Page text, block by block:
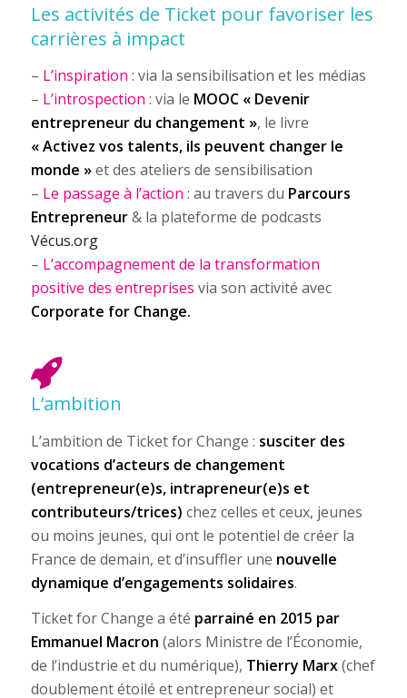
Les activités de Ticket pour favoriser les
carrières à impact
– L’inspiration : via la sensibilisation et les médias
– L’introspection : via le MOOC « Devenir
entrepreneur du changement », le livre
« Activez vos talents, ils peuvent changer le
monde »et des ateliers de sensibilisation
– Le passage à l’action : au travers du Parcours
Entrepreneur& la plateforme de podcasts
Vécus.org
– L’accompagnement de la transformation
positive des entreprises via son activité avec
Corporate for Change.
L’ambition
L’ambition de Ticket for Change : susciter des
vocations d’acteurs de changement
(entrepreneur(e)s, intrapreneur(e)s et
contributeurs/trices) chez celles et ceux, jeunes
ou moins jeunes, qui ont le potentiel de créer la
France de demain, et d’insuffler une nouvelle
dynamique d’engagements solidaires.
Ticket for Change a été parrainé en 2015 par
Emmanuel Macron (alors Ministre de l’Économie,
de l’industrie et du numérique), Thierry Marx(chef
doublement étoilé et entrepreneur social) et